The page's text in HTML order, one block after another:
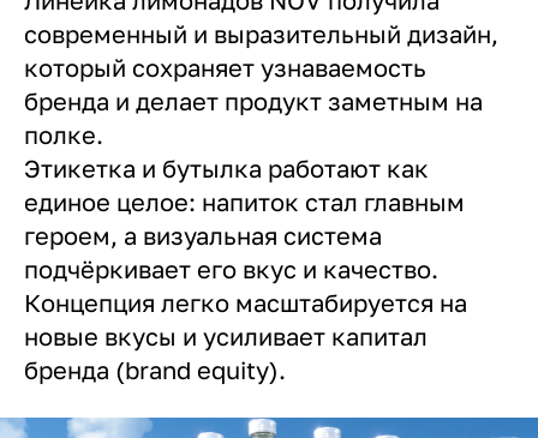
современный и выразительный дизайн,
который сохраняет узнаваемость
бренда и делает продукт заметным на
полке.
Этикетка и бутылка работают как
единое целое: напиток стал главным
героем, а визуальная система
подчёркивает его вкус и качество.
Концепция легко масштабируется на
новые вкусы и усиливает капитал
бренда (brand equity).